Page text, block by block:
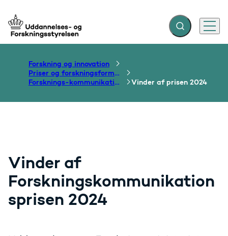
Gå til forsiden Fold søgefelt ud
Menu
Forskning og innovation
Priser og forskningsformidling
Forsknings-kommunikationsprisen
Vinder af prisen 2024
Vinder af
Forskningskommunikation
s­prisen 2024